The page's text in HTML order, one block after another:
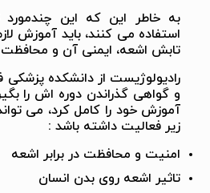
به خاطر این که این چندمورد
استفاده می کنند، باید آموزش
تابش اشعه، ایمنی آن و محافظت
رادیولوژیست از دانشکده
آموزش خود را کامل کرد، می
زیر فعالیت داشته باشد :
امنیت و محافظت در برابر اشعه
تاثیر اشعه روی بدن انسان